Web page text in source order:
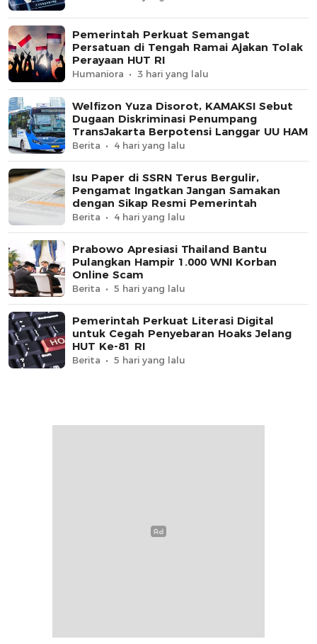
Pemerintah Perkuat Semangat
Persatuan di Tengah Ramai Ajakan Tolak
Perayaan HUT RI
Humaniora 3 hari yang lalu
Welfizon Yuza Disorot, KAMAKSI Sebut
Dugaan Diskriminasi Penumpang
TransJakarta Berpotensi Langgar UU HAM
Berita 4 hari yang lalu
Isu Paper di SSRN Terus Bergulir,
Pengamat Ingatkan Jangan Samakan
dengan Sikap Resmi Pemerintah
Berita 4 hari yang lalu
Prabowo Apresiasi Thailand Bantu
Pulangkan Hampir 1.000 WNI Korban
Online Scam
Berita 5 hari yang lalu
Pemerintah Perkuat Literasi Digital
untuk Cegah Penyebaran Hoaks Jelang
HUT Ke-81 RI
Berita 5 hari yang lalu